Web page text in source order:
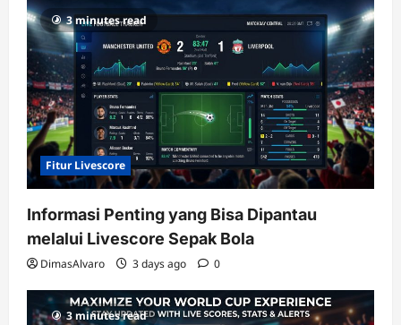
RTP
terupdate
3 minutes read
Fitur Livescore
Informasi Penting yang Bisa Dipantau
melalui Livescore Sepak Bola
DimasAlvaro 3 days ago 0
3 minutes read